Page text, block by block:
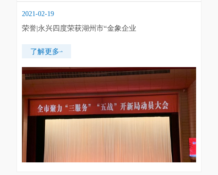
2021-02-19
荣誉|永兴四度荣获湖州市“金象企业
了解更多